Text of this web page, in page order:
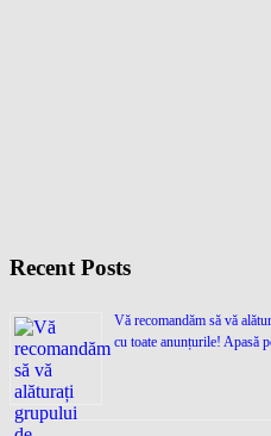
Recent Posts
Vă recomandăm să vă
cu toate anunțurile! Apasă